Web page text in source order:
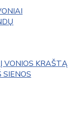
VONIOS KRAŠTĄ